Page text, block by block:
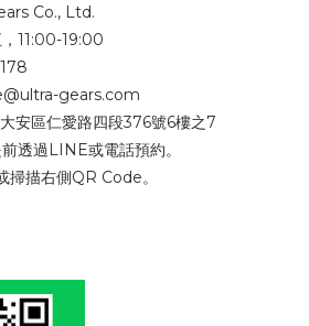
Co., Ltd.
11:00-19:00
gears.com
安區仁愛路四段376號6樓之7
透過LINE或電話預約。
描右側QR Code。